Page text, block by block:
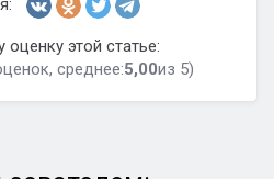
оценку этой статье:
среднее:5,00из 5)